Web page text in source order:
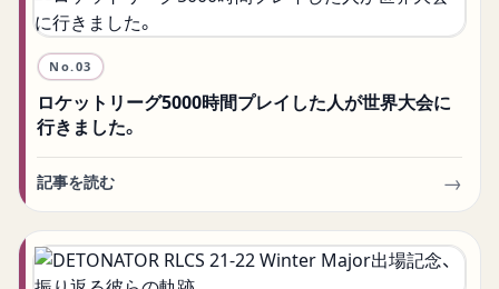
No. 03
ロケットリーグ5000時間プレイした人が世界大会に
行きました。
記事を読む →